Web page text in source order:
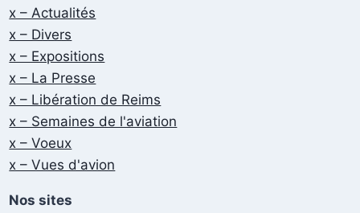
x – Actualités
x – Divers
x – Expositions
x – La Presse
x – Libération de Reims
x – Semaines de l'aviation
x – Voeux
x – Vues d'avion
Nos sites